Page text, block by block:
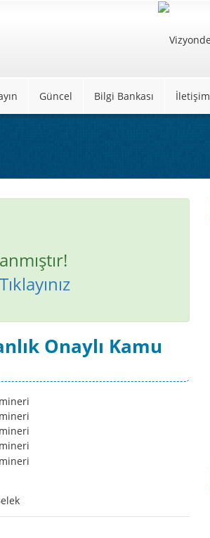
Güncel Bilgi Bankası İletişim
Onaylı Kamu